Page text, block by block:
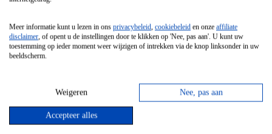
Vrijstaande Magnetron
Vrijstaande Kookplaat
Inbouw Gaskookplaat
Inbouw Keramische Kookplaat
Kookplaat Accessoires
Meer informatie kunt u lezen in ons privacybeleid, cookiebeleid en onze affiliate
disclaimer, of opent u de instellingen door te klikken op 'Nee, pas aan'. U kunt uw
toestemming op ieder moment weer wijzigen of intrekken via de knop linksonder in uw
beeldscherm.
Weigeren Nee, pas aan
Accepteer alles